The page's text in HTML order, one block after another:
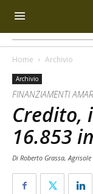
Home Archivio
Archivio
FINANZIAMENTI
Credito,
16.853
Di Roberto Grassa, Agrisole